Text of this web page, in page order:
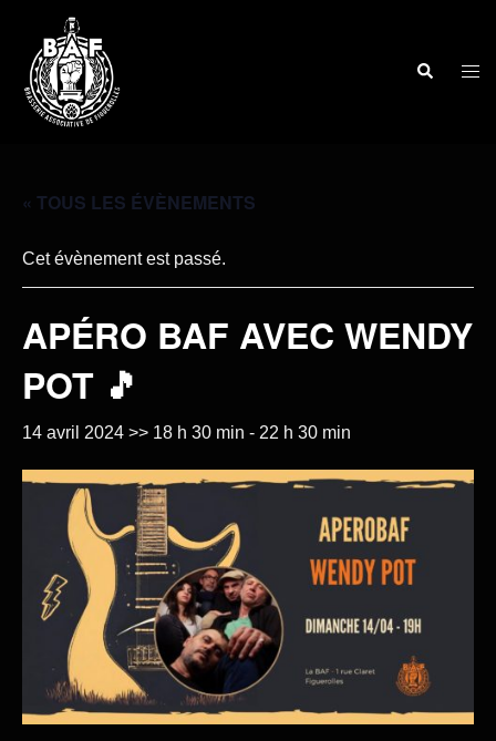
« TOUS LES ÉVÈNEMENTS
Cet évènement est passé.
APÉRO BAF AVEC WENDY
POT 🎵
14 avril 2024 >> 18 h 30 min - 22 h 30 min